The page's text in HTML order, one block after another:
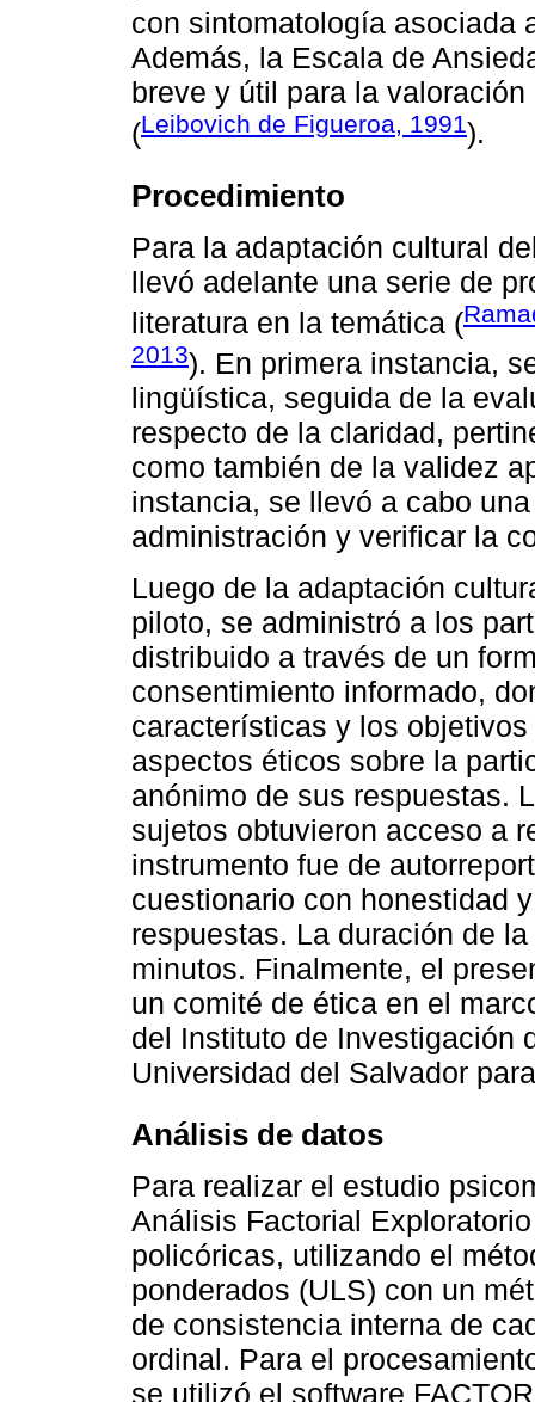
con sintomatología asociada
Además, la Escala de
breve y útil para la
(Leibovich de Figueroa, 1991).
Procedimiento
Para la adaptación cultural
llevó adelante una serie de
literatura en la temática (
2013). En primera instancia,
lingüística, seguida de la
respecto de la claridad,
como también de la validez
instancia, se llevó a cabo
administración y verificar la
Luego de la adaptación
piloto, se administró a los
distribuido a través de un
consentimiento informado,
características y los
aspectos éticos sobre la
anónimo de sus respuestas.
sujetos obtuvieron acceso a
instrumento fue de
cuestionario con honestidad
respuestas. La duración de
minutos. Finalmente, el
un comité de ética en el
del Instituto de Investigación
Universidad del Salvador
Análisis de datos
Para realizar el estudio
Análisis Factorial
policóricas, utilizando el
ponderados (ULS) con un
de consistencia interna de
ordinal. Para el
se utilizó el software